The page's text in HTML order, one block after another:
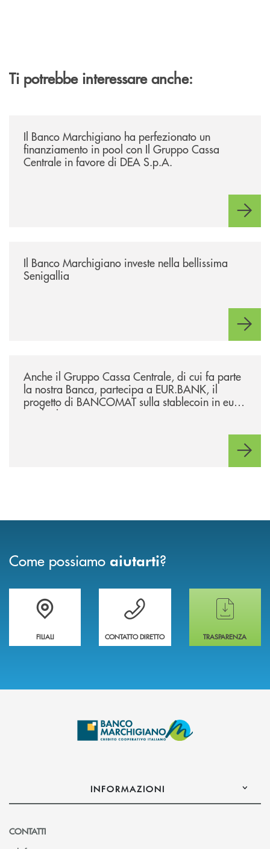
Ti potrebbe interessare anche:
Il Banco Marchigiano ha perfezionato un
finanziamento in pool con Il Gruppo Cassa
Centrale in favore di DEA S.p.A.
Il Banco Marchigiano investe nella bellissima
Senigallia
Anche il Gruppo Cassa Centrale, di cui fa parte
la nostra Banca, partecipa a EUR.BANK, il
progetto di BANCOMAT sulla stablecoin in euro
e sul relativo ecosistema
Come possiamo aiutarti?
Trova la filiale più vicina a te
FILIALI
Hai bisogno di assistenza immediata ?
CONTATTO DIRETTO
Hai bisogno di
TRASPARENZA
INFORMAZIONI
CONTATTI